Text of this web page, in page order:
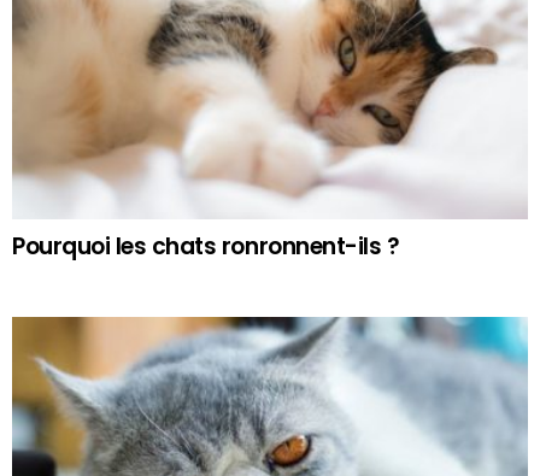
Pourquoi les chats ronronnent-ils ?